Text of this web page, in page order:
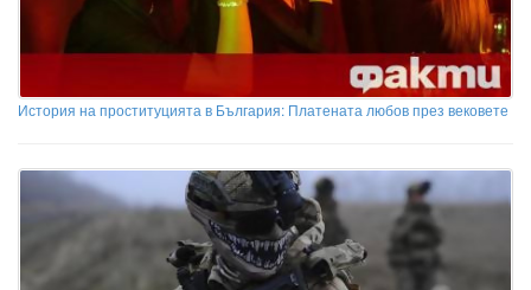
История на проституцията в България: Платената любов през вековете